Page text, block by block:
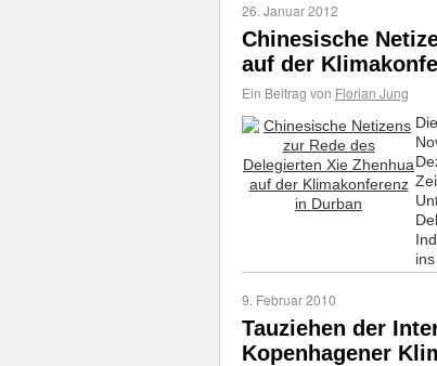
26. Januar 2012
Chinesische
auf der
Ein Beitrag von Florian Jung
9. Februar 2010
Tauziehen der
Kopenhagener